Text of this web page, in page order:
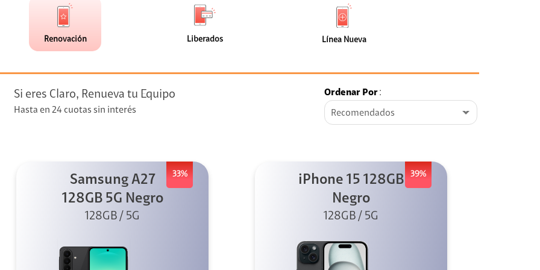
+ Telefonía
streaming
de
faceta
Renovación
(42)
faceta
Liberados
de
faceta
Línea Nueva
Nueva
(0)
Si eres Claro, Renueva tu Equipo
Hasta en 24 cuotas sin interés
Ordenar Por:
Recomendados
33%
Samsung A27
128GB 5G Negro
128GB / 5G
39%
iPhone 15 128GB
Negro
128GB / 5G